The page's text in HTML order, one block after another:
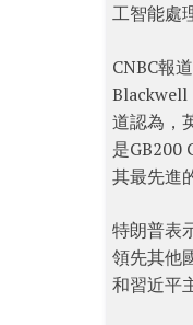
工智能處
CNBC報
Blackwell
道認為，
是GB200
其最先進
特朗普表
領先其他
和習近平